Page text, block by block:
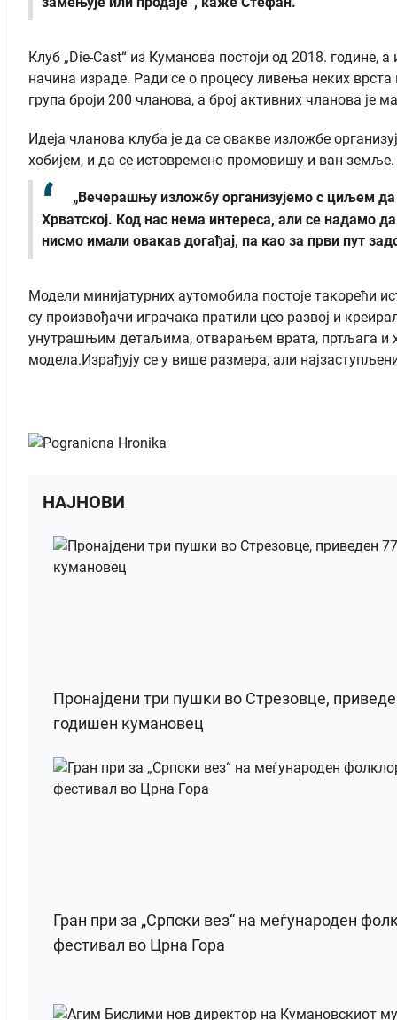
Клуб „Die-Cast“ из Куманова постоји од 2018. године,
начина израде. Ради се о процесу ливења неких
група броји 200 чланова, а број активних чланова је
Идеја чланова клуба је да се овакве изложбе
хобијем, и да се истовремено промовишу и ван земље.
„Вечерашњу изложбу организујемо с циљем да
Хрватској. Код нас нема интереса, али се надамо
нисмо имали овакав догађај, па као за први пут
Модели минијатурних аутомобила постоје такорећи
су произвођачи играчака пратили цео развој и
унутрашњим детаљима, отварањем врата, пртљага и
модела.Израђују се у више размера, али
НАЈНОВИ
Пронајдени три пушки во Стрезовце,
годишен кумановец
Гран при за „Српски вез“ на меѓународен
фестивал во Црна Гора